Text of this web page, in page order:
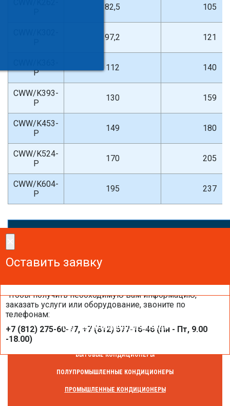
82,5 105
97,2 121
P
112 140
CWW/K393-
P
130 159
CWW/K453-
P
149 180
CWW/K524-
P
170 205
CWW/K604-
P
195 237
Оставить заявку
Оставить заявку
Чтобы получить необходимую вам информацию,
заказать услуги или оборудование, звоните по
телефонам:
+7 (812) 275-60-77, +7 (812) 577-16-46 (Пн - Пт, 9.00
-18.00)
Оставить заявку
КОНДИЦИОНИРОВАНИЕ
БЫТОВЫЕ КОНДИЦИОНЕРЫ
ПОЛУПРОМЫШЛЕННЫЕ КОНДИЦИОНЕРЫ
ПРОМЫШЛЕННЫЕ КОНДИЦИОНЕРЫ